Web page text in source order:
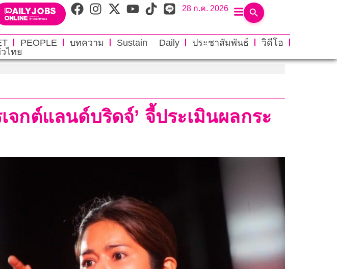
28 ก.ค. 2026
PEOPLE บทความ Sustain Daily ประชาสัมพันธ์
วิดีโอ
ไทย
จกต์แลนด์บริดจ์’ จี้ประเมินผลกระ